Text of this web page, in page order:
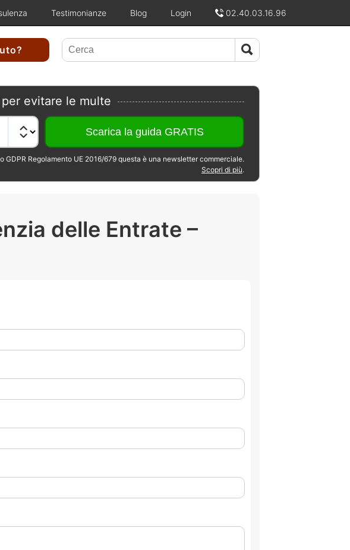
Testimonianze Blog Login 02.40.03.16.96
evitare le multe
GDPR Regolamento UE 2016/679 questa è una newsletter commerciale.
Scopri di più.
delle Entrate –